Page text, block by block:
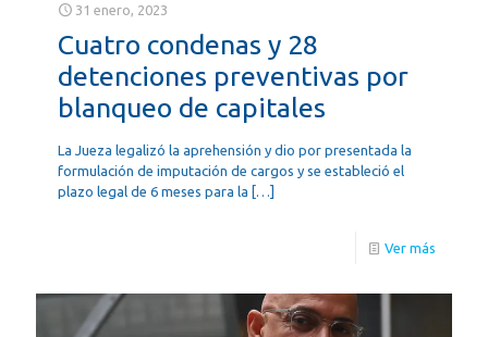
31 enero, 2023
Cuatro condenas y 28
detenciones preventivas por
blanqueo de capitales
La Jueza legalizó la aprehensión y dio por presentada la
formulación de imputación de cargos y se estableció el
plazo legal de 6 meses para la […]
Ver más